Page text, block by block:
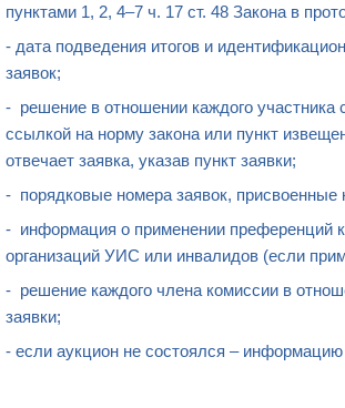
пунктами 1, 2, 4–7 ч. 17 ст. 48 Закона в
- дата подведения итогов и
заявок;
- решение в отношении каждого участника
ссылкой на норму закона или пункт
отвечает заявка, указав пункт заявки;
- порядковые номера заявок, присвоенные
- информация о применении преференций
организаций УИС или инвалидов (если
- решение каждого члена комиссии в
заявки;
- если аукцион не состоялся –